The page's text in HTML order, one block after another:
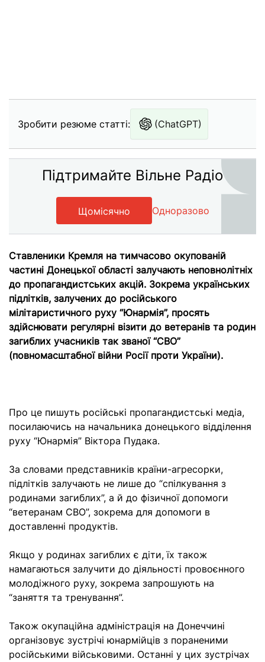
Зробити резюме статті: (ChatGPT)
Підтримайте Вільне Радіо
Щомісячно Одноразово
Ставленики Кремля на тимчасово окупованій
частині Донецької області залучають неповнолітніх
до пропагандистських акцій. Зокрема українських
підлітків, залучених до російського
мілітаристичного руху “Юнармія”, просять
здійснювати регулярні візити до ветеранів та родин
загиблих учасників так званої “СВО”
(повномасштабної війни Росії проти України).
Про це пишуть російські пропагандистські медіа,
посилаючись на начальника донецького відділення
руху “Юнармія” Віктора Пудака.
За словами представників країни-агресорки,
підлітків залучають не лише до “спілкування з
родинами загиблих”, а й до фізичної допомоги
“ветеранам СВО”, зокрема для допомоги в
доставленні продуктів.
Якщо у родинах загиблих є діти, їх також
намагаються залучити до діяльності провоєнного
молодіжного руху, зокрема запрошують на
“заняття та тренування”.
Також окупаційна адміністрація на Донеччині
організовує зустрічі юнармійців з пораненими
російськими військовими. Останні у цих зустрічах